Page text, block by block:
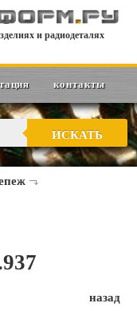
и радиодеталях
контакты
ИСКАТЬ
назад